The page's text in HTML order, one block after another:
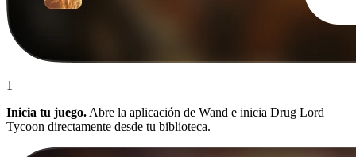
1
Inicia tu juego. Abre la aplicación de Wand e inicia Drug Lord
Tycoon directamente desde tu biblioteca.